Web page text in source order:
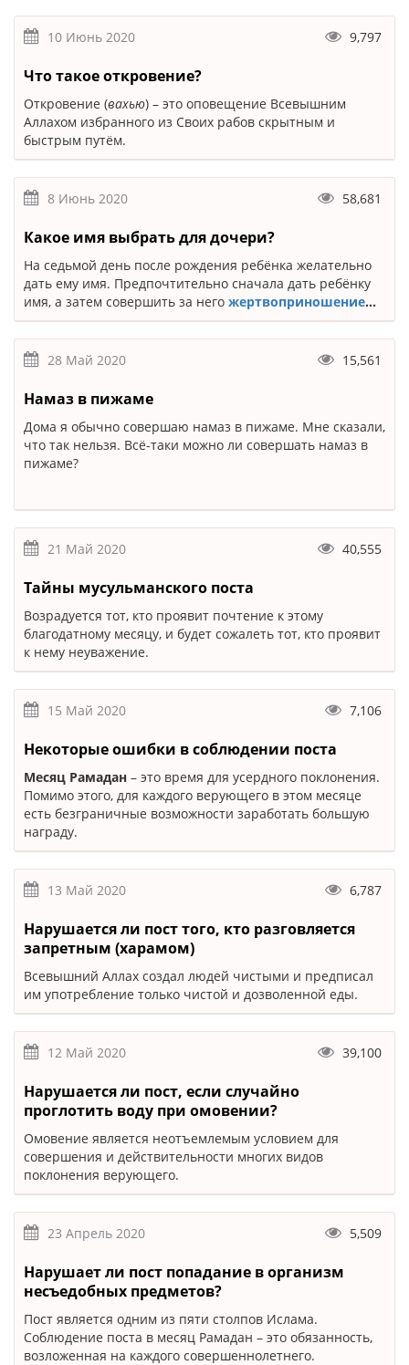
10 Июнь 2020 9,797
Что такое откровение?
Откровение (вахью) – это оповещение Всевышним
Аллахом избранного из Своих рабов скрытным и
быстрым путём.
8 Июнь 2020 58,681
Какое имя выбрать для дочери?
На седьмой день после рождения ребёнка желательно
дать ему имя. Предпочтительно сначала дать ребёнку
имя, а затем совершить за него жертвоприношение...
28 Май 2020 15,561
Намаз в пижаме
Дома я обычно совершаю намаз в пижаме. Мне сказали,
что так нельзя. Всё-таки можно ли совершать намаз в
пижаме?
21 Май 2020 40,555
Тайны мусульманского поста
Возрадуется тот, кто проявит почтение к этому
благодатному месяцу, и будет сожалеть тот, кто проявит
к нему неуважение.
15 Май 2020 7,106
Некоторые ошибки в соблюдении поста
Месяц Рамадан – это время для усердного поклонения.
Помимо этого, для каждого верующего в этом месяце
есть безграничные возможности заработать большую
награду.
13 Май 2020 6,787
Нарушается ли пост того, кто разговляется
запретным (харамом)
Всевышний Аллах создал людей чистыми и предписал
им употребление только чистой и дозволенной еды.
12 Май 2020 39,100
Нарушается ли пост, если случайно
проглотить воду при омовении?
Омовение является неотъемлемым условием для
совершения и действительности многих видов
поклонения верующего.
23 Апрель 2020 5,509
Нарушает ли пост попадание в организм
несъедобных предметов?
Пост является одним из пяти столпов Ислама.
Соблюдение поста в месяц Рамадан – это обязанность,
возложенная на каждого совершеннолетнего.